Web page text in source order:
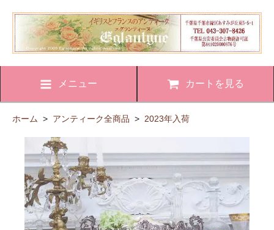
メニュー カートを見る
ホーム > アンティーク全商品 > 2023年入荷